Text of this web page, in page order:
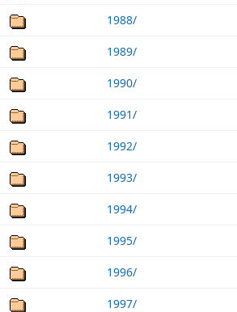
1988/
1989/
1990/
1991/
1992/
1993/
1994/
1995/
1996/
1997/